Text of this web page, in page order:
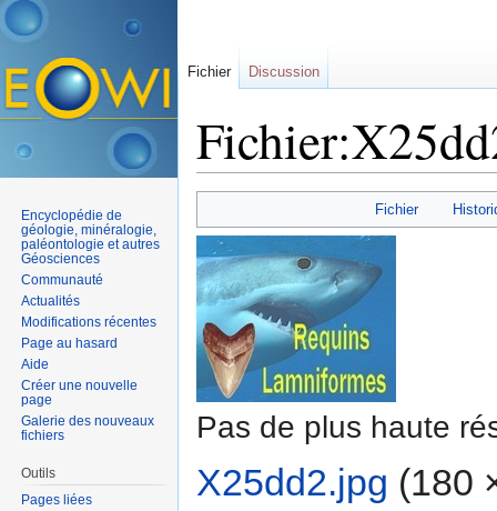
Fichier
Pas de plus haute
X25dd2.jpg (180
Fichier Discussion
Encyclopédie de
géologie, minéralogie,
paléontologie et autres
Géosciences
Communauté
Actualités
Modifications récentes
Page au hasard
Aide
Créer une nouvelle
page
Galerie des nouveaux
fichiers
Outils
Pages liées